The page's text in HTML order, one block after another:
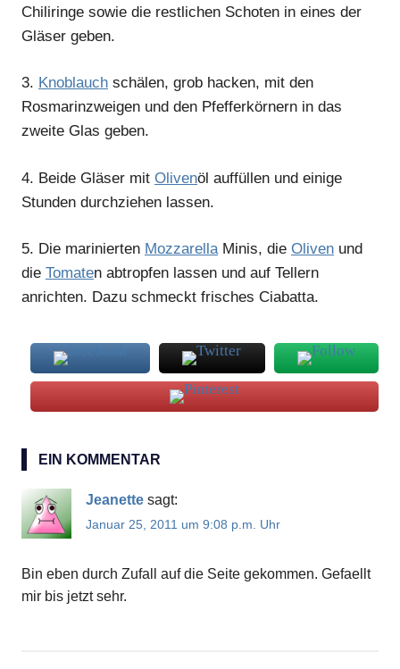
Chiliringe sowie die restlichen Schoten in eines der
Gläser geben.
3. Knoblauch schälen, grob hacken, mit den
Rosmarinzweigen und den Pfefferkörnern in das
zweite Glas geben.
4. Beide Gläser mit Olivenöl auffüllen und einige
Stunden durchziehen lassen.
5. Die marinierten MozzarellaMinis, die Oliven und
die Tomaten abtropfen lassen und auf Tellern
anrichten. Dazu schmeckt frisches Ciabatta.
Mozzarella
EIN KOMMENTAR
Jeanette sagt:
Januar 25, 2011 um 9:08 p.m. Uhr
Bin eben durch Zufall auf die Seite gekommen. Gefaellt
mir bis jetzt sehr.